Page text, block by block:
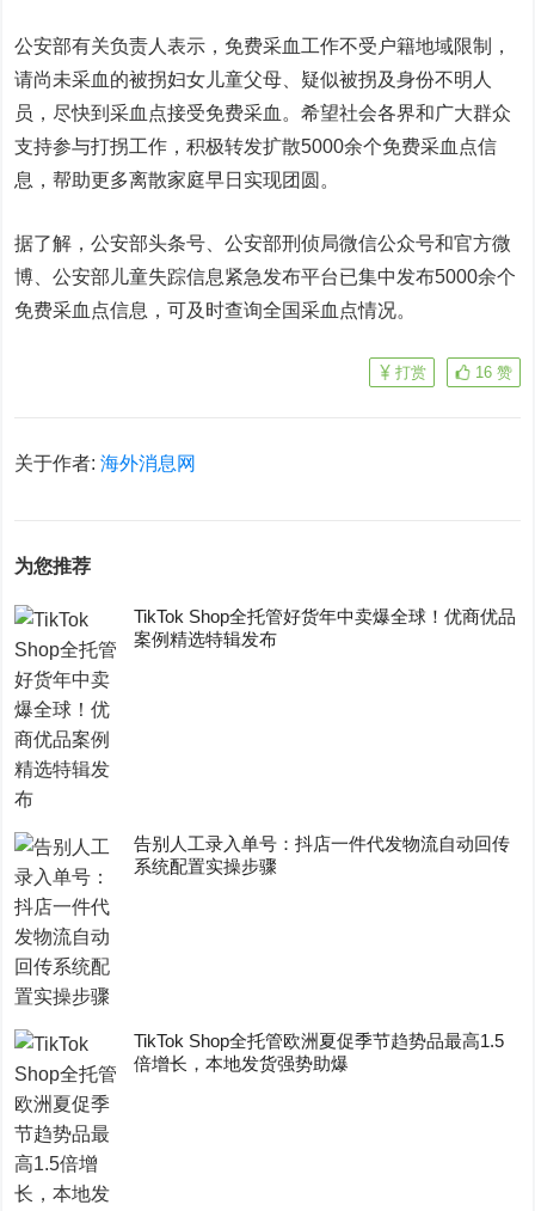
公安部有关负责人表示，免费采血工作不受户籍地域限制，
请尚未采血的被拐妇女儿童父母、疑似被拐及身份不明人
员，尽快到采血点接受免费采血。希望社会各界和广大群众
支持参与打拐工作，积极转发扩散5000余个免费采血点信
息，帮助更多离散家庭早日实现团圆。
据了解，公安部头条号、公安部刑侦局微信公众号和官方微
博、公安部儿童失踪信息紧急发布平台已集中发布5000余个
免费采血点信息，可及时查询全国采血点情况。
16 赞
打赏
关于作者:海外消息网
为您推荐
TikTok Shop全托管好货年中卖爆全球！优商优品
案例精选特辑发布
告别人工录入单号：抖店一件代发物流自动回传
系统配置实操步骤
TikTok Shop全托管欧洲夏促季节趋势品最高1.5
倍增长，本地发货强势助爆